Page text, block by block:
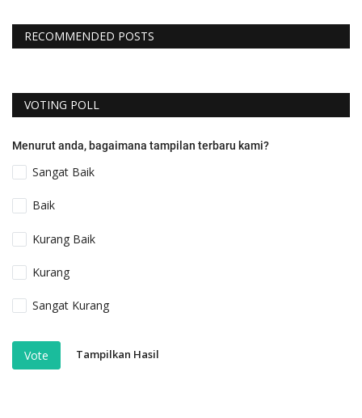
RECOMMENDED POSTS
VOTING POLL
Menurut anda, bagaimana tampilan terbaru kami?
Sangat Baik
Baik
Kurang Baik
Kurang
Sangat Kurang
Vote Tampilkan Hasil